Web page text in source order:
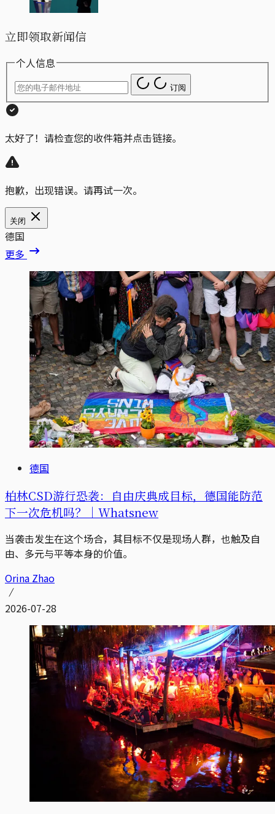
立即领取新闻信
个人信息
订阅
太好了！请检查您的收件箱并点击链接。
抱歉，出现错误。请再试一次。
关闭
德国
更多
德国
柏林CSD游行恐袭：自由庆典成目标，德国能防范
下一次危机吗？｜Whatsnew
当袭击发生在这个场合，其目标不仅是现场人群，也触及自
由、多元与平等本身的价值。
Orina Zhao
2026-07-28